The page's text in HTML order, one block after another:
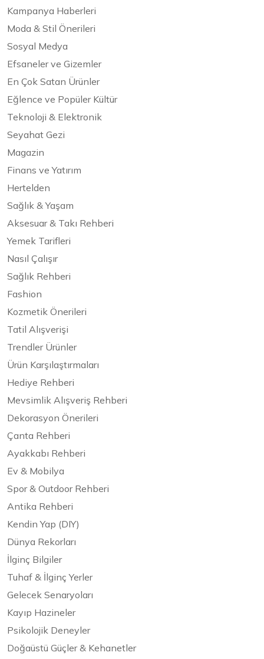
Kampanya Haberleri
Moda & Stil Önerileri
Sosyal Medya
Efsaneler ve Gizemler
En Çok Satan Ürünler
Eğlence ve Popüler Kültür
Teknoloji & Elektronik
Seyahat Gezi
Magazin
Finans ve Yatırım
Hertelden
Sağlık & Yaşam
Aksesuar & Takı Rehberi
Yemek Tarifleri
Nasıl Çalışır
Sağlık Rehberi
Fashion
Kozmetik Önerileri
Tatil Alışverişi
Trendler Ürünler
Ürün Karşılaştırmaları
Hediye Rehberi
Mevsimlik Alışveriş Rehberi
Dekorasyon Önerileri
Çanta Rehberi
Ayakkabı Rehberi
Ev & Mobilya
Spor & Outdoor Rehberi
Antika Rehberi
Kendin Yap (DIY)
Dünya Rekorları
İlginç Bilgiler
Tuhaf & İlginç Yerler
Gelecek Senaryoları
Kayıp Hazineler
Psikolojik Deneyler
Doğaüstü Güçler & Kehanetler